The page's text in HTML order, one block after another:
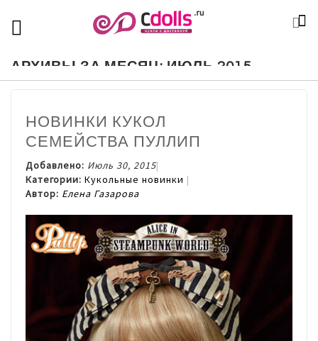
TO
CONTENT
АРХИВЫ ЗА МЕСЯЦ: ИЮЛЬ 2015
НОВИНКИ КУКОЛ
СЕМЕЙСТВА ПУЛЛИП
Добавлено: Июль 30, 2015
Категории: Кукольные новинки
Автор: Елена Газарова